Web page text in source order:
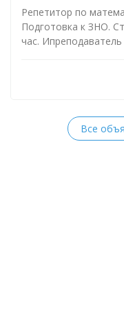
Репетитор по
Подготовка к ЗНО.
час.
Все